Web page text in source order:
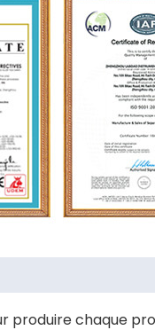
produire chaque